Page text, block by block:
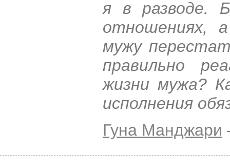
я в разводе.
отношениях,
мужу
правильно
жизни мужа?
исполнения
Гуна Манджари